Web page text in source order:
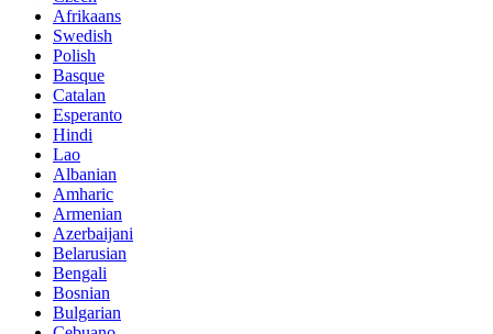
Afrikaans
Swedish
Polish
Basque
Catalan
Esperanto
Hindi
Lao
Albanian
Amharic
Armenian
Azerbaijani
Belarusian
Bengali
Bosnian
Bulgarian